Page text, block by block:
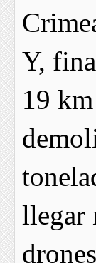
Y,
19
llegar